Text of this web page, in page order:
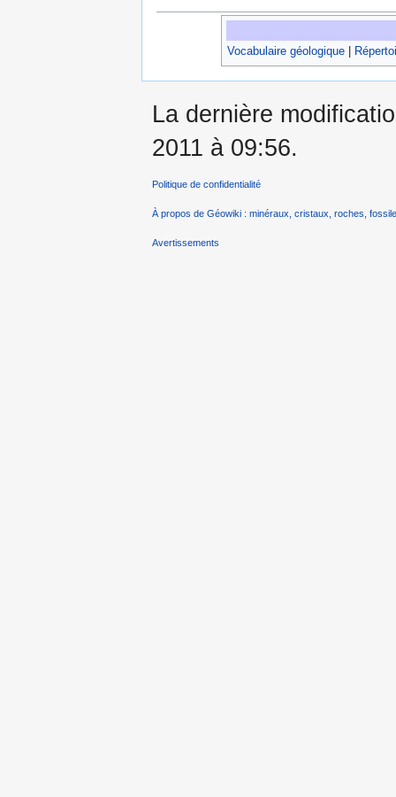
Vocabulaire géologique
La dernière
2011 à 09:56.
Politique de confidentialité
À propos de Géowiki : minéraux, cristaux, roches,
Avertissements